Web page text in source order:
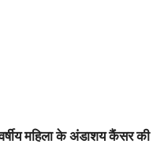
महिला के अंडाशय कैंसर की